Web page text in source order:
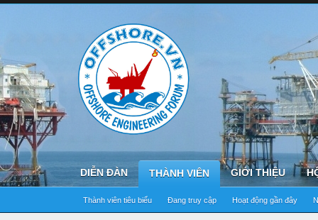
DIỄN ĐÀN THÀNH VIÊN
Thành viên tiêu biểu Đang truy cập Hoạt động gần đây
GIỚI THIỆU